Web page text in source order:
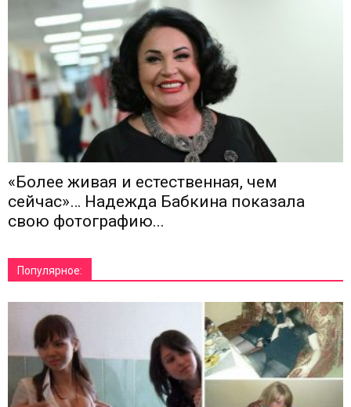
«Более живая и естественная, чем
сейчас»… Надежда Бабкина показала
свою фотографию...
Популярное: